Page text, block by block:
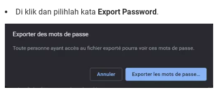
Di klik dan pilihlah kata Export Password .